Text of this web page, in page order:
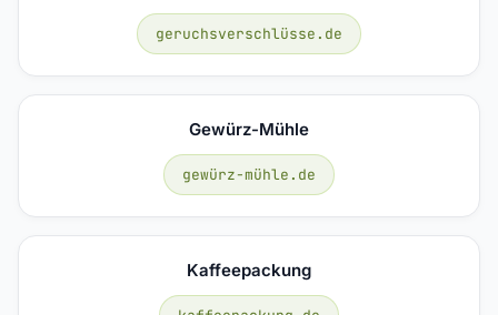
geruchsverschlüsse.de
Gewürz-Mühle
gewürz-mühle.de
Kaffeepackung